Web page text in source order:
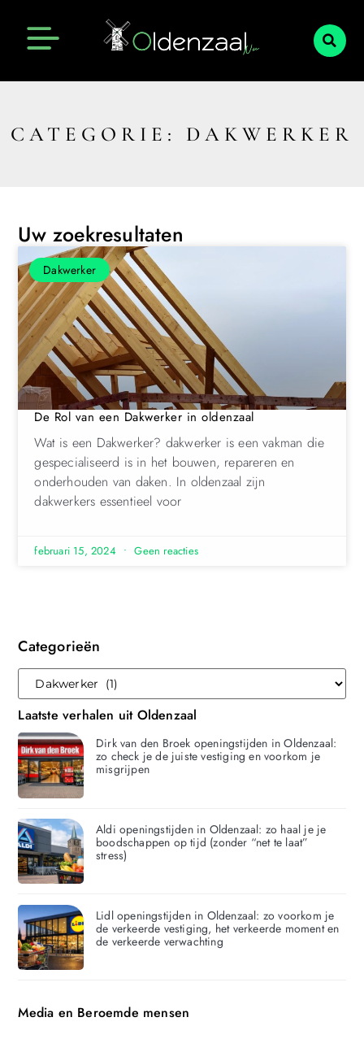
CATEGORIE: DAKWERKER
Uw zoekresultaten
Dakwerker
De Rol van een Dakwerker in oldenzaal
Wat is een Dakwerker? dakwerker is een vakman die
gespecialiseerd is in het bouwen, repareren en
onderhouden van daken. In oldenzaal zijn
dakwerkers essentieel voor
februari 15, 2024 Geen reacties
Categorieën
Laatste verhalen uit Oldenzaal
Dirk van den Broek openingstijden in Oldenzaal:
zo check je de juiste vestiging en voorkom je
misgrijpen
Aldi openingstijden in Oldenzaal: zo haal je je
boodschappen op tijd (zonder “net te laat”
stress)
Lidl openingstijden in Oldenzaal: zo voorkom je
de verkeerde vestiging, het verkeerde moment en
de verkeerde verwachting
Media en Beroemde mensen